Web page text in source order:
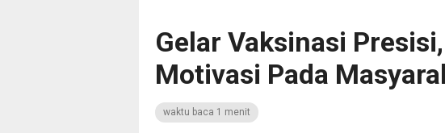
Gelar Vaksinasi
Motivasi Pada
waktu baca 1 menit